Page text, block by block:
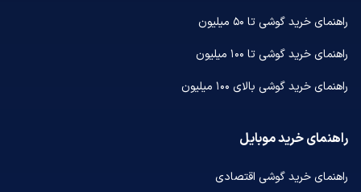
راهنمای خرید گوشی تا ۵۰ میلیون
راهنمای خرید گوشی تا ۱۰۰ میلیون
راهنمای خرید گوشی بالای ۱۰۰ میلیون
راهنمای خرید موبایل
راهنمای خرید گوشی اقتصادی